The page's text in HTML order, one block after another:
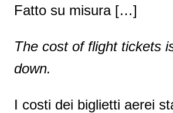
Fatto su misura […]
The cost of flight tickets
down.
I costi dei biglietti aerei